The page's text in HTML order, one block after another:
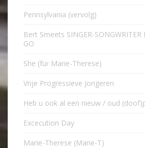
Pennsylvania (vervolg)
Bert Smeets SINGER-
GO
She (für Marie-Therese)
Vrije Progressieve Jongeren
Heb u ook al een nieuw / oud
Excecution Day
Marie-Therese (Marie-T)